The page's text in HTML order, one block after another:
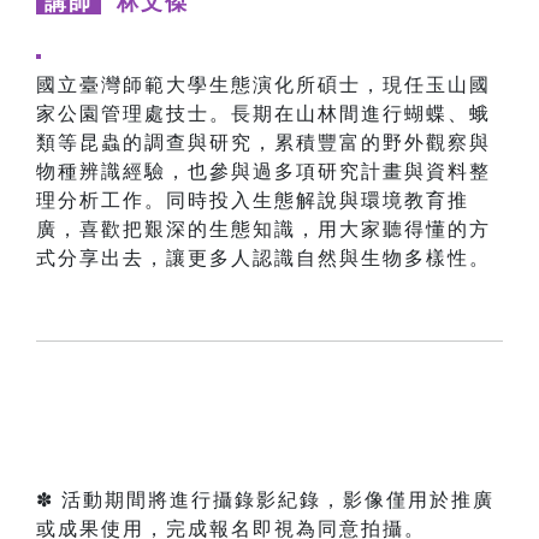
國立臺灣師範大學生態演化所碩士，現任玉山國
家公園管理處技士。長期在山林間進行蝴蝶、蛾
類等昆蟲的調查與研究，累積豐富的野外觀察與
物種辨識經驗，也參與過多項研究計畫與資料整
理分析工作。同時投入生態解說與環境教育推
廣，喜歡把艱深的生態知識，用大家聽得懂的方
式分享出去，讓更多人認識自然與生物多樣性。
✽ 活動期間將進行攝錄影紀錄，影像僅用於推廣
或成果使用，完成報名即視為同意拍攝。